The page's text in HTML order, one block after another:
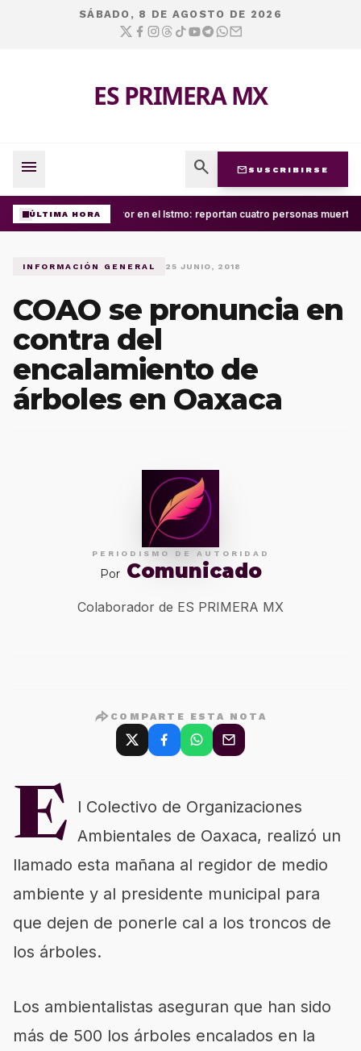
SÁBADO, 8 DE AGOSTO DE 2026
ES PRIMERA MX
menu search mail SUSCRIBIRSE
ÚLTIMA HORA Terror en el Istmo: reportan cuatro personas
INFORMACIÓN GENERAL 25 JUNIO, 2018
COAO se pronuncia en
contra del
encalamiento de
árboles en Oaxaca
PERIODISMO DE AUTORIDAD
Por Comunicado
Colaborador de ES PRIMERA MX
COMPARTE ESTA NOTA
E
l Colectivo de Organizaciones
Ambientales de Oaxaca, realizó un
llamado esta mañana al regidor de medio
ambiente y al presidente municipal para
que dejen de ponerle cal a los troncos de
los árboles.
Los ambientalistas aseguran que han sido
más de 500 los árboles encalados en la